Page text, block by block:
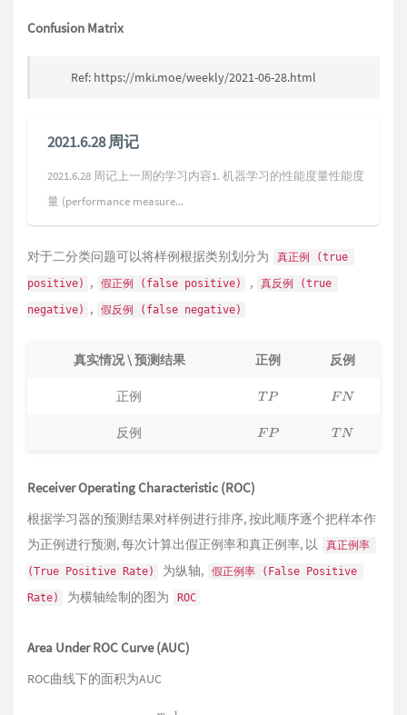
Confusion Matrix
Ref: https://mki.moe/weekly/2021-06-28.html
2021.6.28 周记
2021.6.28 周记上一周的学习内容1. 机器学习的性能度量性能度
量 (performance measure...
对于二分类问题可以将样例根据类别划分为 真正例 (true
positive) , 假正例 (false positive) , 真反例 (true
negative) , 假反例 (false negative)
真实情况 \ 预测结果 正例 反例
正例 T P FN
反例
FP T N
Receiver Operating Characteristic (ROC)
根据学习器的预测结果对样例进行排序, 按此顺序逐个把样本作
为正例进行预测, 每次计算出假正例率和真正例率, 以
真正例率
(True Positive Rate) 为纵轴, 假正例率 (False Positive
Rate) 为横轴绘制的图为 ROC
Area Under ROC Curve (AUC)
ROC曲线下的面积为AUC